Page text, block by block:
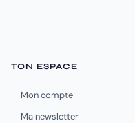
TON ESPACE
Mon compte
Ma newsletter